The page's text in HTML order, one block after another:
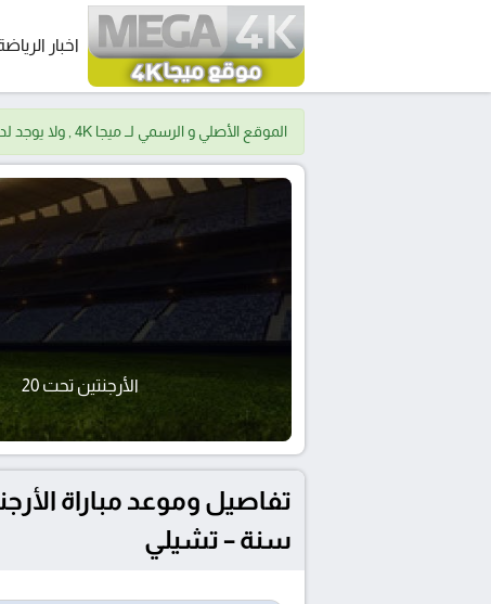
اخبار
الموقع الأصلي و الرسمي لــ ميجا 4K , ولا يوجد لدينا موقع اخر.
الأرجنتين تحت 20
سنة – تشيلي